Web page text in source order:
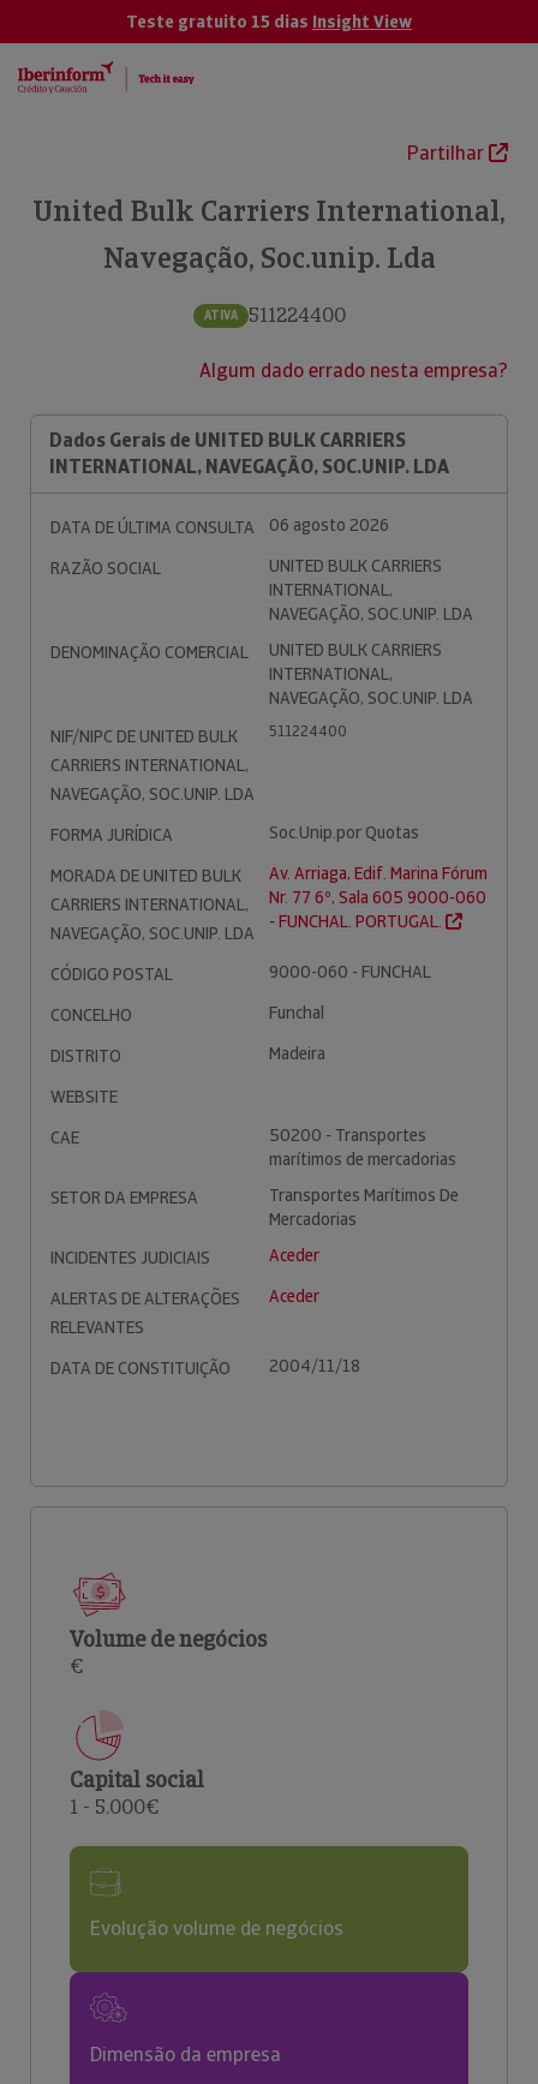
Teste gratuito 15 dias Insight View
Partilhar
United Bulk Carriers International,
Navegação, Soc.unip. Lda
ATIVA 511224400
Algum dado errado nesta empresa?
Dados Gerais de UNITED BULK CARRIERS
INTERNATIONAL, NAVEGAÇÃO, SOC.UNIP. LDA
DATA DE ÚLTIMA CONSULTA
06 agosto 2026
RAZÃO SOCIAL
UNITED BULK CARRIERS
INTERNATIONAL,
NAVEGAÇÃO, SOC.UNIP. LDA
DENOMINAÇÃO COMERCIAL
UNITED BULK CARRIERS
INTERNATIONAL,
NAVEGAÇÃO, SOC.UNIP. LDA
NIF/NIPC DE UNITED BULK
CARRIERS INTERNATIONAL,
NAVEGAÇÃO, SOC.UNIP. LDA
511224400
FORMA JURÍDICA
Soc.Unip.por Quotas
MORADA DE UNITED BULK
CARRIERS INTERNATIONAL,
NAVEGAÇÃO, SOC.UNIP. LDA
Av. Arriaga, Edif. Marina Fórum
Nr. 77 6º, Sala 605 9000-060
- FUNCHAL. PORTUGAL.
CÓDIGO POSTAL
9000-060 - FUNCHAL
CONCELHO
Funchal
DISTRITO
Madeira
WEBSITE
CAE
50200 - Transportes
marítimos de mercadorias
SETOR DA EMPRESA
Transportes Marítimos De
Mercadorias
INCIDENTES JUDICIAIS
Aceder
ALERTAS DE ALTERAÇÕES
RELEVANTES
Aceder
DATA DE CONSTITUIÇÃO 2004/11/18
Volume de negócios
€
Capital social
1 - 5.000€
Evolução volume de negócios
Dimensão da empresa